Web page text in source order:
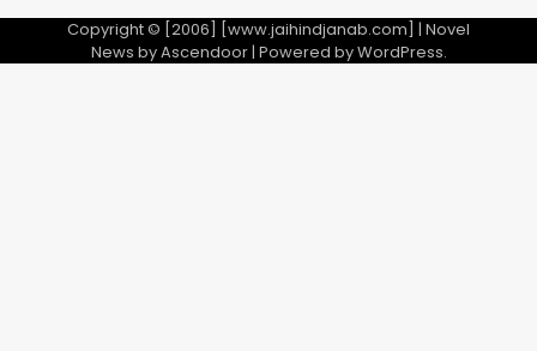
Copyright © [2006] [www.jaihindjanab.com] | Novel
News byAscendoor| Powered byWordPress.